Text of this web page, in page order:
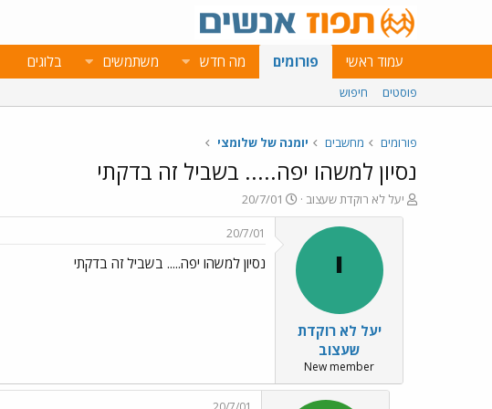
עמוד ראשי פורומים מה חדש משתמשים בלוגים
פוסטים חיפוש
פורומים מחשבים יומנה של שלומצי
נסיון למשהו יפה..... בשביל זה בדקתי
פ
ו
יעל לא רוקדת שעצוב
פ
ו
ס
20/7/01
י
יעל לא רוקדת
שעצוב
New member
20/7/01
נסיון למשהו יפה..... בשביל זה בדקתי